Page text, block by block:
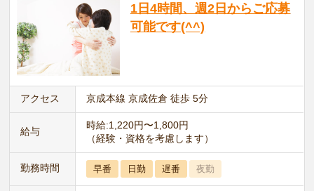
1日4時間、週2日からご応募
可能です(^^)
アクセス 京成本線 京成佐倉 徒歩 5分
給与
時給:1,220円〜1,800円
（経験・資格を考慮します）
勤務時間 早番 日勤 遅番 夜勤